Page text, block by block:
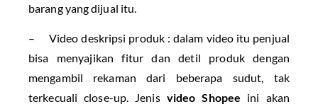
barang yang dijual itu.
– Video deskripsi produk : dalam video itu penjual
bisa menyajikan fitur dan detil produk dengan
mengambil rekaman dari beberapa sudut, tak
terkecuali close-up. Jenis video Shopee ini akan